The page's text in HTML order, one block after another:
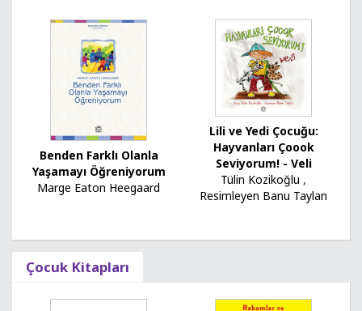
Benden Farklı Olanla
Yaşamayı Öğreniyorum
Marge Eaton Heegaard
Lili ve Yedi Çocuğu:
Hayvanları Çoook
Seviyorum! - Veli
Tülin Kozikoğlu ,
Resimleyen Banu Taylan
Çocuk Kitapları